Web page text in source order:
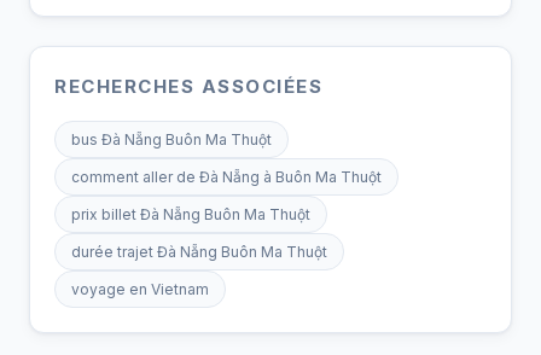
RECHERCHES ASSOCIÉES
bus Đà Nẵng Buôn Ma Thuột
comment aller de Đà Nẵng à Buôn Ma Thuột
prix billet Đà Nẵng Buôn Ma Thuột
durée trajet Đà Nẵng Buôn Ma Thuột
voyage en Vietnam